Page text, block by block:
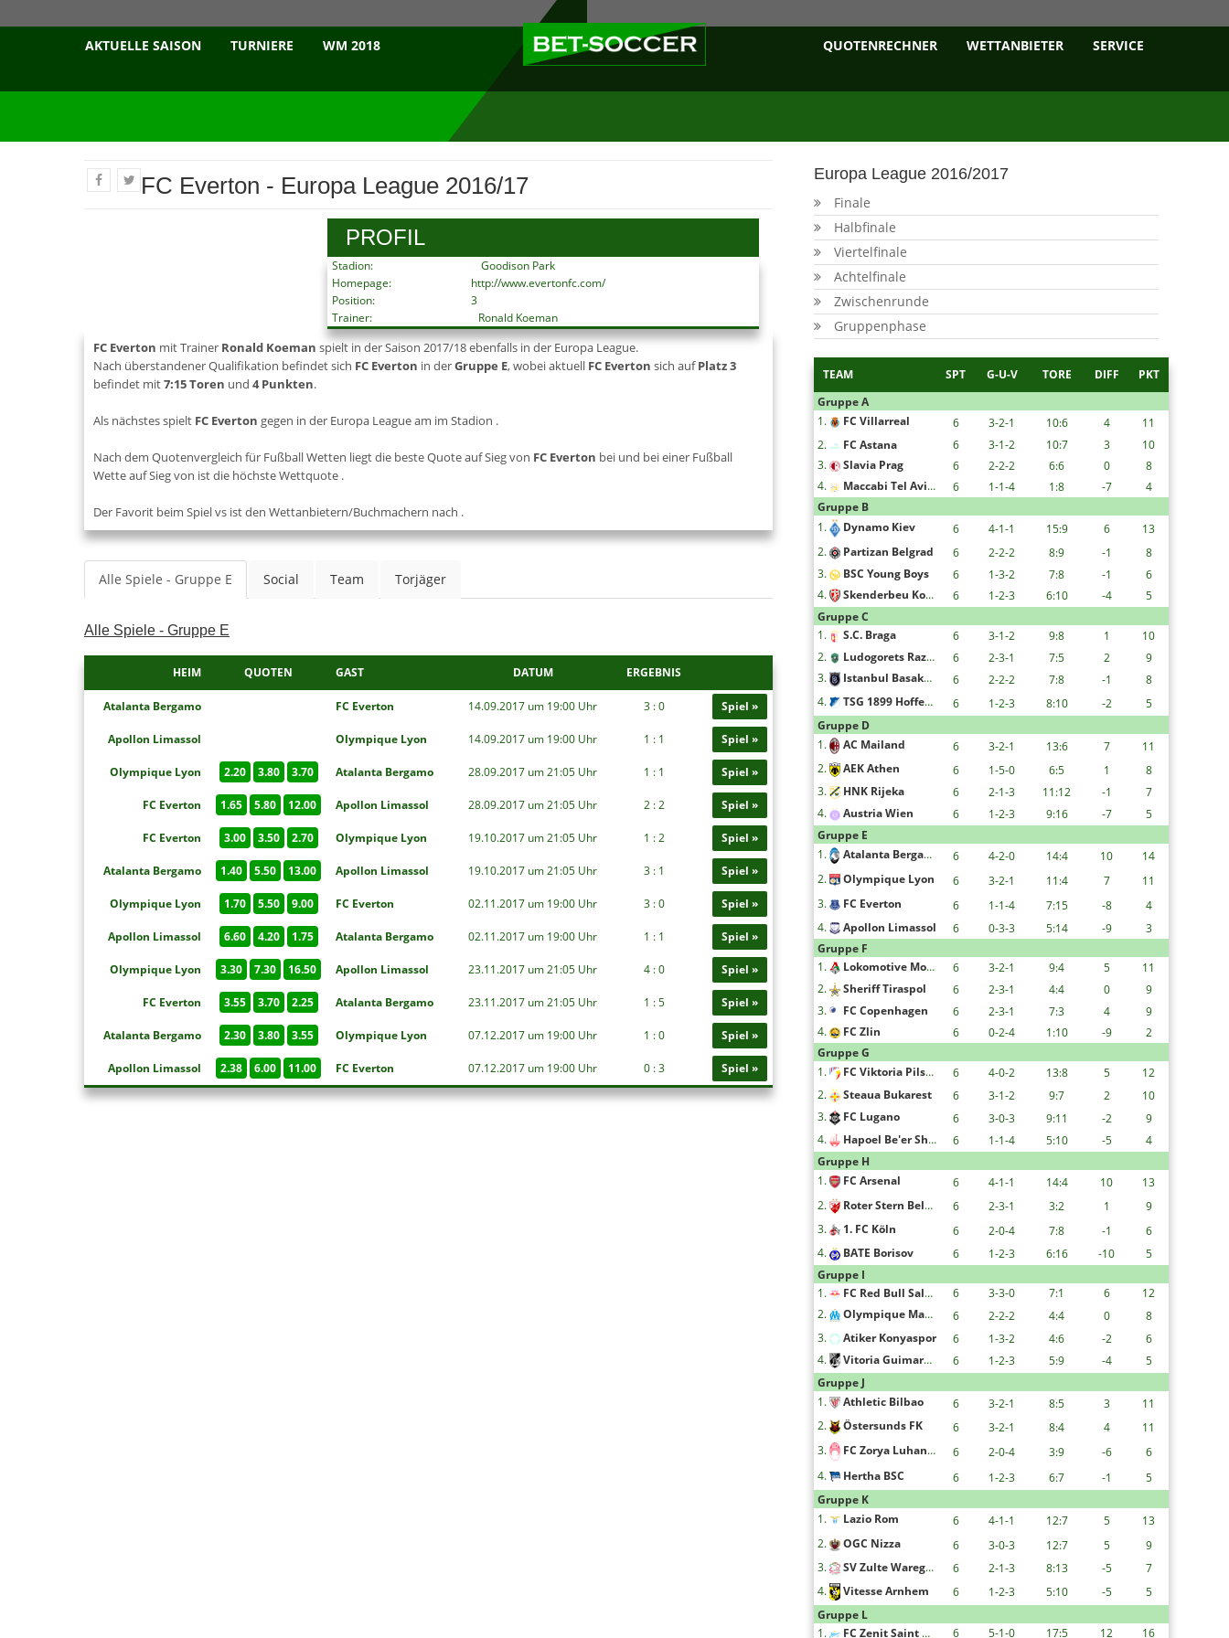
AKTUELLE SAISON TURNIERE WM 2018 QUOTENRECHNER WETTANBIETER SERVICE
FC Everton - Europa League 2016/17
PROFIL
Stadion:
Goodison Park
Homepage:
http://www.evertonfc.com/
Position:
3
Trainer:
Ronald Koeman
FC Everton mit Trainer Ronald Koeman spielt in der Saison 2017/18 ebenfalls in der Europa League.
Nach überstandener Qualifikation befindet sich FC Everton in derGruppe E, wobei aktuell FC Everton sich aufPlatz 3
befindet mit7:15 Toren und 4 Punkten.
Als nächstes spielt FC Everton gegen in der Europa League am im Stadion .
Nach dem Quotenvergleich für Fußball Wetten liegt die beste Quote auf Sieg von FC Everton bei und bei einer Fußball
Wette auf Sieg von ist die höchste Wettquote .
Der Favorit beim Spielvs ist den Wettanbietern/Buchmachern nach .
Alle Spiele - Gruppe E Social Team Torjäger
Alle Spiele - Gruppe E
HEIM QUOTEN GAST DATUM ERGEBNIS
Atalanta Bergamo FC Everton 14.09.2017 um 19:00 Uhr 3 : 0 Spiel »
Apollon Limassol Olympique Lyon 14.09.2017 um 19:00 Uhr 1 : 1 Spiel »
Olympique Lyon 2.20 3.80 3.70 Atalanta Bergamo 28.09.2017 um 21:05 Uhr 1 : 1 Spiel »
FC Everton 1.65 5.80 12.00 Apollon Limassol 28.09.2017 um 21:05 Uhr 2 : 2 Spiel »
FC Everton 3.00 3.50 2.70 Olympique Lyon 19.10.2017 um 21:05 Uhr 1 : 2 Spiel »
Atalanta Bergamo 1.40 5.50 13.00 Apollon Limassol 19.10.2017 um 21:05 Uhr 3 : 1 Spiel »
Olympique Lyon 1.70 5.50 9.00 FC Everton 02.11.2017 um 19:00 Uhr 3 : 0 Spiel »
Apollon Limassol 6.60 4.20 1.75 Atalanta Bergamo 02.11.2017 um 19:00 Uhr 1 : 1 Spiel »
Olympique Lyon 3.30 7.30 16.50 Apollon Limassol 23.11.2017 um 21:05 Uhr 4 : 0 Spiel »
FC Everton 3.55 3.70 2.25 Atalanta Bergamo 23.11.2017 um 21:05 Uhr 1 : 5 Spiel »
Atalanta Bergamo 2.30 3.80 3.55 Olympique Lyon 07.12.2017 um 19:00 Uhr 1 : 0 Spiel »
Apollon Limassol 2.38 6.00 11.00 FC Everton 07.12.2017 um 19:00 Uhr 0 : 3 Spiel »
Europa League 2016/2017
Finale
Halbfinale
Viertelfinale
Achtelfinale
Zwischenrunde
Gruppenphase
TEAM SPT G-U-V TORE DIFF
PKT
Gruppe A
1.
FC Villarreal 6 3-2-1 10:6 4
11
2.
FC Astana 6 3-1-2 10:7 3
10
3.
Slavia Prag 6 2-2-2 6:6 0
8
4.
Maccabi Tel Aviv F.C. 6 1-1-4 1:8 -7
4
Gruppe B
1.
Dynamo Kiev 6 4-1-1 15:9 6
13
2.
Partizan Belgrad 6 2-2-2 8:9 -1
8
3.
BSC Young Boys 6 1-3-2 7:8 -1
6
4.
Skenderbeu Korce 6 1-2-3 6:10 -4
5
Gruppe C
1.
S.C. Braga 6 3-1-2 9:8 1
10
2.
Ludogorets Razgrad 6 2-3-1 7:5 2
9
3.
Istanbul Basaksehir FK 6 2-2-2 7:8 -1
8
4.
TSG 1899 Hoffenheim 6 1-2-3 8:10 -2
5
Gruppe D
1.
AC Mailand 6 3-2-1 13:6 7
11
2.
AEK Athen 6 1-5-0 6:5 1
8
3.
HNK Rijeka 6 2-1-3 11:12 -1
7
4.
Austria Wien 6 1-2-3 9:16 -7
5
Gruppe E
1.
Atalanta Bergamo 6 4-2-0 14:4 10
14
2.
Olympique Lyon 6 3-2-1 11:4 7
11
3.
FC Everton 6 1-1-4 7:15 -8
4
4.
Apollon Limassol 6 0-3-3 5:14 -9
3
Gruppe F
1.
Lokomotive Moskau 6 3-2-1 9:4 5
11
2.
Sheriff Tiraspol 6 2-3-1 4:4 0
9
3.
FC Copenhagen 6 2-3-1 7:3 4
9
4.
FC Zlin 6 0-2-4 1:10 -9
2
Gruppe G
1.
FC Viktoria Pilsen 6 4-0-2 13:8 5
12
2.
Steaua Bukarest 6 3-1-2 9:7 2
10
3.
FC Lugano 6 3-0-3 9:11 -2
9
4.
Hapoel Be'er Sheva F.C. 6 1-1-4 5:10 -5
4
Gruppe H
1.
FC Arsenal 6 4-1-1 14:4 10
13
2.
Roter Stern Belgrad 6 2-3-1 3:2 1
9
3.
1. FC Köln 6 2-0-4 7:8 -1
6
4.
BATE Borisov 6 1-2-3 6:16 -10
5
Gruppe I
1.
FC Red Bull Salzburg 6 3-3-0 7:1 6
12
2.
Olympique Marseille 6 2-2-2 4:4 0
8
3.
Atiker Konyaspor 6 1-3-2 4:6 -2
6
4.
Vitoria Guimaraes 6 1-2-3 5:9 -4
5
Gruppe J
1.
Athletic Bilbao 6 3-2-1 8:5 3
11
2.
Östersunds FK 6 3-2-1 8:4 4
11
3.
FC Zorya Luhansk 6 2-0-4 3:9 -6
6
4.
Hertha BSC 6 1-2-3 6:7 -1
5
Gruppe K
1.
Lazio Rom 6 4-1-1 12:7 5
13
2.
OGC Nizza 6 3-0-3 12:7 5
9
3.
SV Zulte Waregem 6 2-1-3 8:13 -5
7
4.
Vitesse Arnhem 6 1-2-3 5:10 -5
5
Gruppe L
1.
FC Zenit Saint Petersburg 6 5-1-0 17:5 12 16